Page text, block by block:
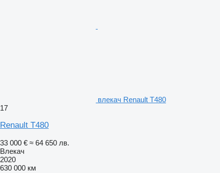
влекач Renault T480
17
Renault T480
33 000 € ≈ 64 650 лв.
Влекач
2020
630 000 км